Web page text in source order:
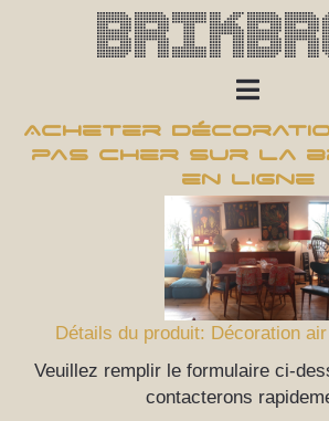
Acheter
pas cher sur la
en ligne
Détails du produit: Décoration
Veuillez remplir le formulaire ci-
contacterons